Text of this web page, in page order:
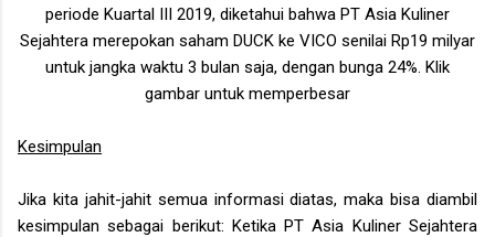
periode Kuartal III 2019, diketahui bahwa PT Asia Kuliner
Sejahtera merepokan saham DUCK ke VICO senilai Rp19 milyar
untuk jangka waktu 3 bulan saja, dengan bunga 24%. Klik
gambar untuk memperbesar
Kesimpulan
Jika kita jahit-jahit semua informasi diatas, maka bisa diambil
kesimpulan sebagai berikut: Ketika PT Asia Kuliner Sejahtera